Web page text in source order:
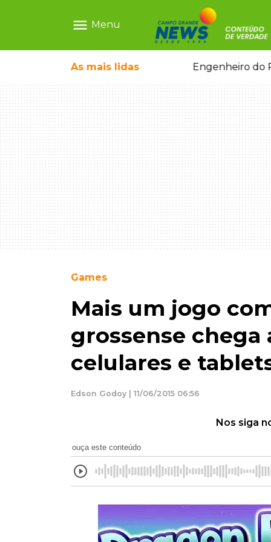
menu Menu
As mais lidas
de mulher dentro do quarto Engenheiro do
Games
Mais um jogo
grossense chega
celulares e
Edson Godoy | 11/06/2015 06:56
Nos siga
ouça este conteúdo